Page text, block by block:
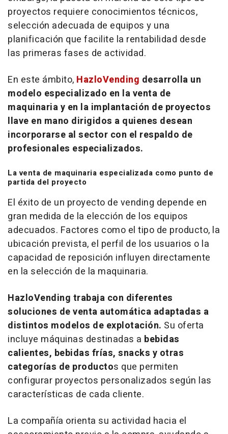
proyectos requiere conocimientos técnicos,
selección adecuada de equipos y una
planificación que facilite la rentabilidad desde
las primeras fases de actividad.
En este ámbito, HazloVending desarrolla un
modelo especializado en la venta de
maquinaria y en la implantación de proyectos
llave en mano dirigidos a quienes desean
incorporarse al sector con el respaldo de
profesionales especializados.
La venta de maquinaria especializada como punto de
partida del proyecto
El éxito de un proyecto de vending depende en
gran medida de la elección de los equipos
adecuados. Factores como el tipo de producto, la
ubicación prevista, el perfil de los usuarios o la
capacidad de reposición influyen directamente
en la selección de la maquinaria.
HazloVending trabaja con diferentes
soluciones de venta automática adaptadas a
distintos modelos de explotación. Su oferta
incluye máquinas destinadas a bebidas
calientes, bebidas frías, snacks y otras
categorías de productos que permiten
configurar proyectos personalizados según las
características de cada cliente.
La compañía orienta su actividad hacia el